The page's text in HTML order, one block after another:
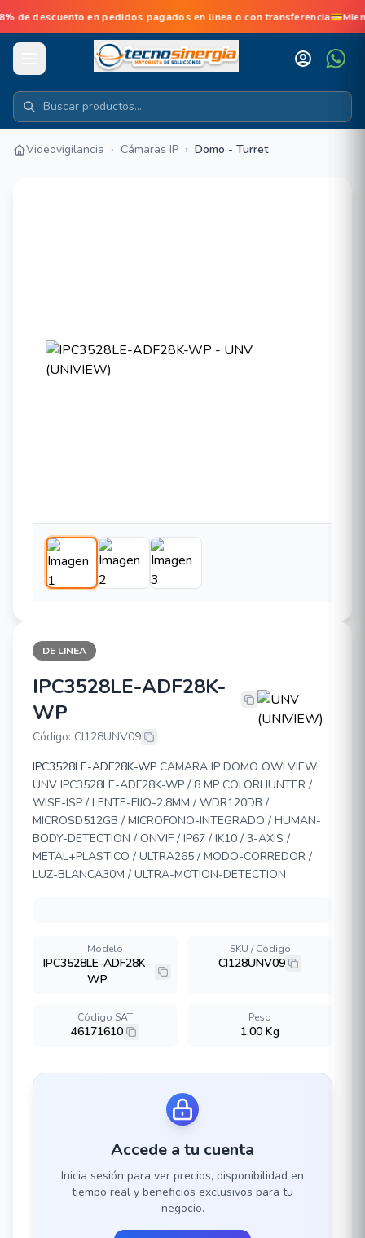
de descuento en pedidos pagados en linea o con
Videovigilancia › Cámaras IP › Domo - Turret
DE LINEA
UNV (UNIVIEW) IPC3528LE-
IPC3528LE-ADF28K-
WP
Código: CI128UNV09
IPC3528LE-ADF28K-WP CAMARA IP DOMO OWLVIEW
UNV IPC3528LE-ADF28K-WP / 8 MP COLORHUNTER /
WISE-ISP / LENTE-FIJO-2.8MM / WDR120DB /
MICROSD512GB / MICROFONO-INTEGRADO / HUMAN-
BODY-DETECTION / ONVIF / IP67 / IK10 / 3-AXIS /
METAL+PLASTICO / ULTRA265 / MODO-CORREDOR /
LUZ-BLANCA30M / ULTRA-MOTION-DETECTION
Modelo
IPC3528LE-ADF28K-
WP
SKU / Código
CI128UNV09
Código SAT
46171610
Peso
1.00 Kg
Accede a tu cuenta
Inicia sesión para ver precios, disponibilidad en
tiempo real y beneficios exclusivos para tu
negocio.